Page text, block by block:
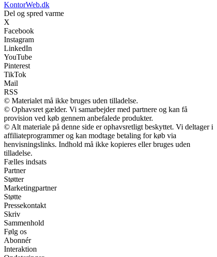
KontorWeb.dk
Del og spred varme
X
Facebook
Instagram
LinkedIn
YouTube
Pinterest
TikTok
Mail
RSS
© Materialet må ikke bruges uden tilladelse.
© Ophavsret gælder. Vi samarbejder med partnere og kan få
provision ved køb gennem anbefalede produkter.
© Alt materiale på denne side er ophavsretligt beskyttet. Vi deltager i
affiliateprogrammer og kan modtage betaling for køb via
henvisningslinks. Indhold må ikke kopieres eller bruges uden
tilladelse.
Fælles indsats
Partner
Støtter
Marketingpartner
Støtte
Pressekontakt
Skriv
Sammenhold
Følg os
Abonnér
Interaktion